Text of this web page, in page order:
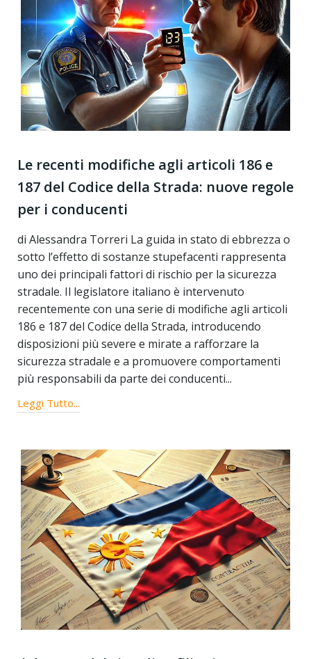
Le recenti modifiche agli articoli 186 e
187 del Codice della Strada: nuove regole
per i conducenti
di Alessandra Torreri La guida in stato di ebbrezza o
sotto l’effetto di sostanze stupefacenti rappresenta
uno dei principali fattori di rischio per la sicurezza
stradale. Il legislatore italiano è intervenuto
recentemente con una serie di modifiche agli articoli
186 e 187 del Codice della Strada, introducendo
disposizioni più severe e mirate a rafforzare la
sicurezza stradale e a promuovere comportamenti
più responsabili da parte dei conducenti...
Leggi Tutto...